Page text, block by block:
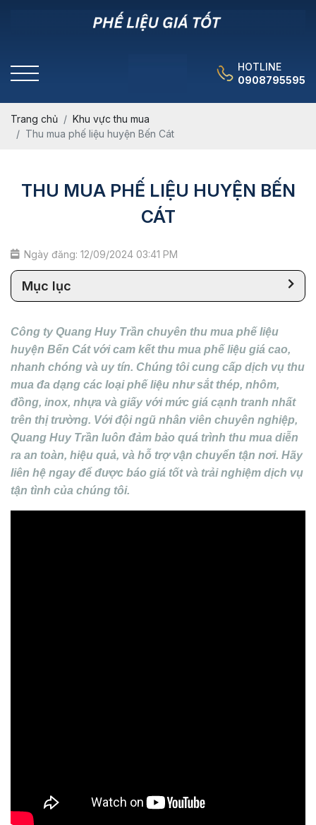
HOTLINE
0908795595
Trang chủ
Khu vực thu mua
Thu mua phế liệu huyện Bến Cát
THU MUA PHẾ LIỆU HUYỆN BẾN
CÁT
Ngày đăng: 12/09/2024 03:41 PM
Mục lục
Công ty Quang Huy Trần chuyên thu mua phế liệu
huyện Bến Cát với cam kết thu mua phế liệu giá cao,
nhanh chóng và uy tín. Chúng tôi cung cấp dịch vụ thu
mua đa dạng các loại phế liệu như sắt thép, nhôm,
đồng, inox, nhựa và giấy với mức giá cạnh tranh nhất
trên thị trường. Với đội ngũ nhân viên chuyên nghiệp,
Quang Huy Trần luôn đảm bảo quá trình thu mua diễn
ra an toàn, hiệu quả, và hỗ trợ vận chuyển tận nơi. Hãy
liên hệ ngay để được báo giá tốt và trải nghiệm dịch vụ
tận tình của chúng tôi.